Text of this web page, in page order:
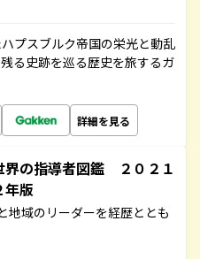
プスブルク帝国の栄光と動乱
る史跡を巡る歴史を旅するガ
詳細を見る
の指導者図鑑 ２０２１
年版
地域のリーダーを経歴ととも